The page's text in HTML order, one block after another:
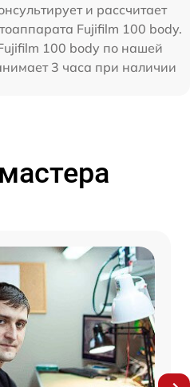
и рассчитает
Fujifilm 100 body.
100 body по нашей
3 часа при наличии